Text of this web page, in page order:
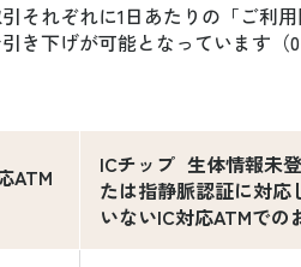
それぞれに1日あたりの「ご利
き下げが可能となっています（
ATM
ICチップ 生体情報未
たは指静脈認証に対応
いないIC対応ATMでの